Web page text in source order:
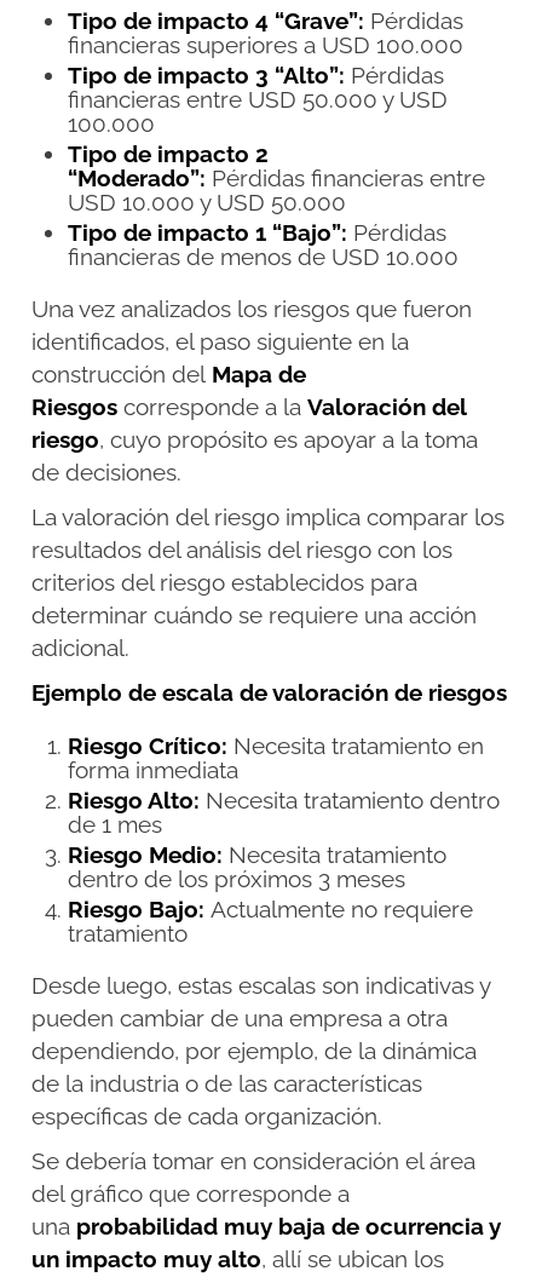
Tipo de impacto 4 “Grave”: Pérdidas
financieras superiores a USD 100.000
Tipo de impacto 3 “Alto”: Pérdidas
financieras entre USD 50.000 y USD
100.000
Tipo de impacto 2
“Moderado”: Pérdidas financieras entre
USD 10.000 y USD 50.000
Tipo de impacto 1 “Bajo”: Pérdidas
financieras de menos de USD 10.000
Una vez analizados los riesgos que fueron
identificados, el paso siguiente en la
construcción del Mapa de
Riesgos corresponde a laValoración del
riesgo, cuyo propósito es apoyar a la toma
de decisiones.
La valoración del riesgo implica comparar los
resultados del análisis del riesgo con los
criterios del riesgo establecidos para
determinar cuándo se requiere una acción
adicional.
Ejemplo de escala de valoración de riesgos
Riesgo Crítico: Necesita tratamiento en
forma inmediata
Riesgo Alto: Necesita tratamiento dentro
de 1 mes
Riesgo Medio: Necesita tratamiento
dentro de los próximos 3 meses
Riesgo Bajo: Actualmente no requiere
tratamiento
Desde luego, estas escalas son indicativas y
pueden cambiar de una empresa a otra
dependiendo, por ejemplo, de la dinámica
de la industria o de las características
específicas de cada organización.
Se debería tomar en consideración el área
del gráfico que corresponde a
una probabilidad muy baja de ocurrencia y
un impacto muy alto, allí se ubican los